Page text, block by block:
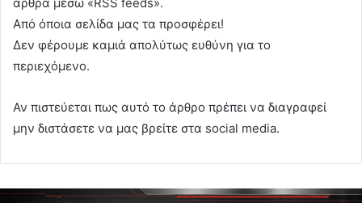
Από όποια σελίδα μας τα προσφέρει!
Δεν φέρουμε καμιά απολύτως ευθύνη για το
περιεχόμενο.
Αν πιστεύεται πως αυτό το άρθρο πρέπει να διαγραφεί
μην διστάσετε να μας βρείτε στα social media.